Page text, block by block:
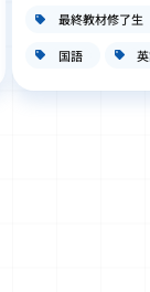
最終教材修了生
国語